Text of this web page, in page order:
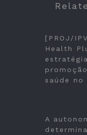
[PROJ/
Health
saúde no
A